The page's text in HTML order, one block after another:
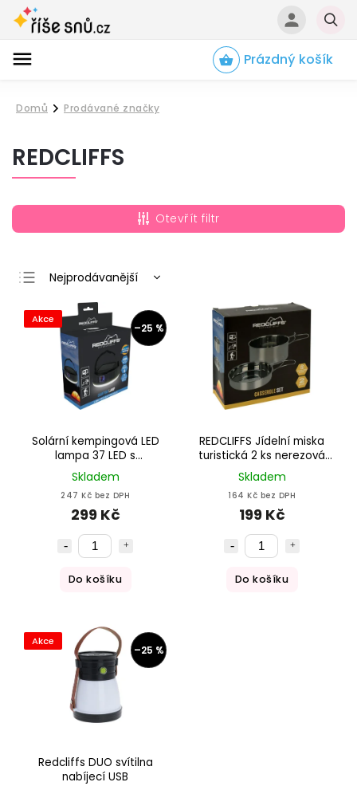
Prázdný košík
Domů
/
Prodávané značky
REDCLIFFS
Otevřít filtr
Nejprodávanější
Nejlevnější
Nejdražší
Abecedně
Akce
–25 %
Solární kempingová LED
lampa 37 LED s
powerbankou 400 lm
Skladem
247 Kč bez DPH
299 Kč
Do košíku
REDCLIFFS Jídelní miska
turistická 2 ks nerezová
ocel
Skladem
164 Kč bez DPH
199 Kč
Do košíku
Akce
–25 %
Redcliffs DUO svítilna
nabíjecí USB